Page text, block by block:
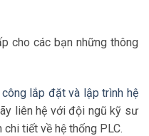
cho các bạn những thông
lắp đặt và lập trình hệ
liên hệ với đội ngũ kỹ sư
tiết về hệ thống PLC.